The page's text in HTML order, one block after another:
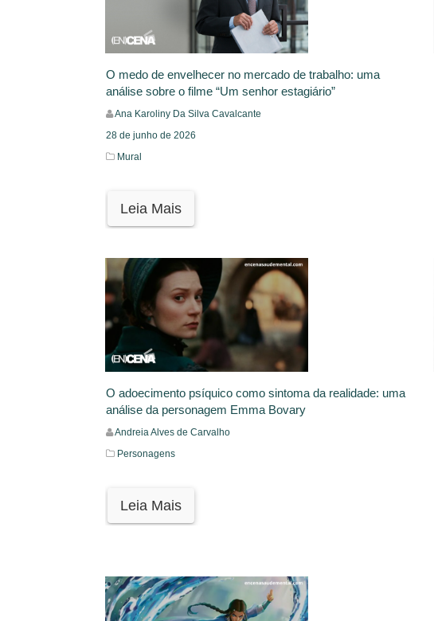
O medo de envelhecer no mercado de trabalho: uma
análise sobre o filme “Um senhor estagiário”
Ana Karoliny Da Silva Cavalcante
28 de junho de 2026
Mural
Leia Mais
O adoecimento psíquico como sintoma da realidade: uma
análise da personagem Emma Bovary
Andreia Alves de Carvalho
Personagens
Leia Mais